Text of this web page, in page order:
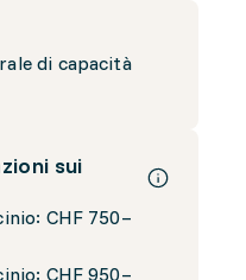
di capacità
sui
CHF 750–
CHF 950–